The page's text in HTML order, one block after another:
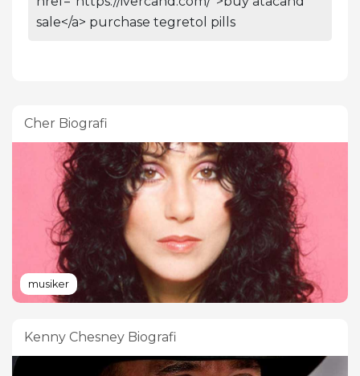
sale</a> purchase tegretol pills
Cher Biografi
musiker
Kenny Chesney Biografi